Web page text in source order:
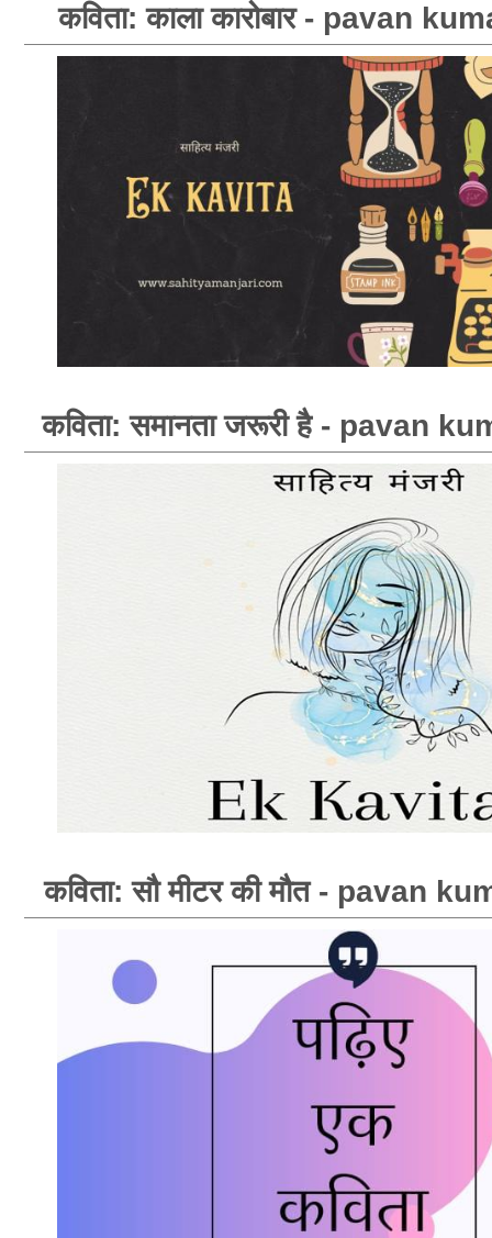
कविता: काला कारोबार - pavan
कविता: समानता जरूरी है - pavan
कविता: सौ मीटर की मौत - pavan